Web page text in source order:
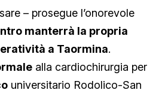
– prosegue l’onorevole
manterrà la propria
a Taormina.
alla cardiochirurgia per
universitario Rodolico-San